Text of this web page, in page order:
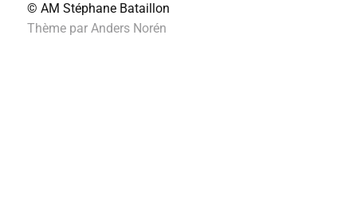
© AM Stéphane Bataillon
Thème par Anders Norén